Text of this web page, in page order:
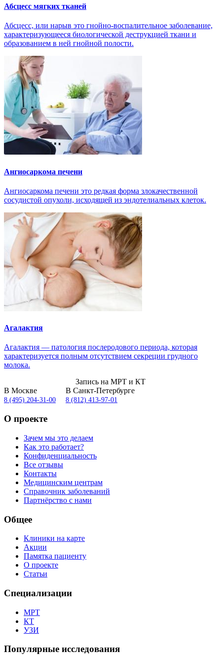
Абсцесс мягких тканей
Абсцесс, или нарыв это гнойно-воспалительное заболевание,
характеризующееся биологической деструкцией ткани и
образованием в ней гнойной полости.
Ангиосаркома печени
Ангиосаркома печени это редкая форма злокачественной
сосудистой опухоли, исходящей из эндотелиальных клеток.
Агалактия
Агалактия — патология послеродового периода, которая
характеризуется полным отсутствием секреции грудного
молока.
Запись на МРТ и КТ
В Москве
8 (495) 204-31-00
В Санкт-Петербурге
8 (812) 413-97-01
О проекте
Зачем мы это делаем
Как это работает?
Конфиденциальность
Все отзывы
Контакты
Медицинским центрам
Справочник заболеваний
Партнёрство с нами
Общее
Клиники на карте
Акции
Памятка пациенту
О проекте
Статьи
Специализации
МРТ
КТ
УЗИ
Популярные исследования